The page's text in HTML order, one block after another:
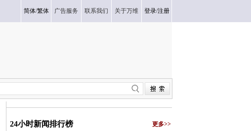
简体/繁体 广告服务 联系我们 关于万维 登录/注册
24小时新闻排行榜 更多>>